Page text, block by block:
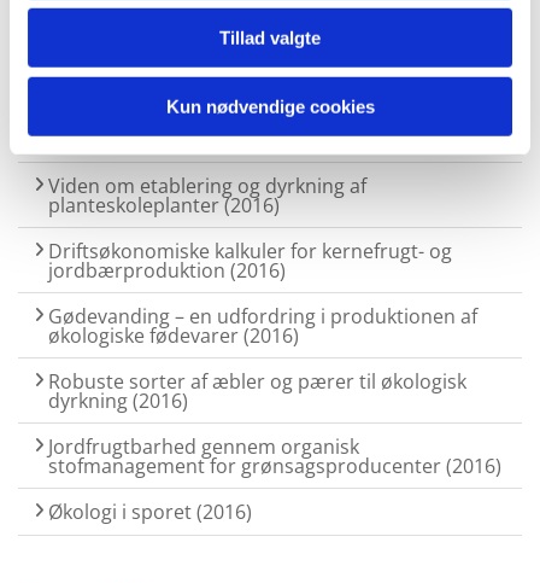
Tillad valgte
Kun nødvendige cookies
Styring af økologisk og konventionel gødskning på
Gulerodsproduktion – trusler og tendenser (2016)
Friske frugter og robuste rødder – viden om
varsling (2016)
Viden om etablering og dyrkning af
planteskoleplanter (2016)
Driftsøkonomiske kalkuler for kernefrugt- og
jordbærproduktion (2016)
Gødevanding – en udfordring i produktionen af
økologiske fødevarer (2016)
Robuste sorter af æbler og pærer til økologisk
dyrkning (2016)
Jordfrugtbarhed gennem organisk
stofmanagement for grønsagsproducenter (2016)
Økologi i sporet (2016)